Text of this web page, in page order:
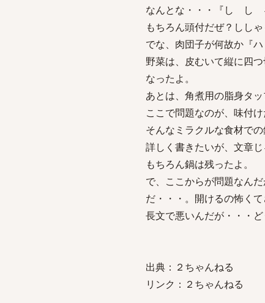
なんとな・・・『し し
もちろん頭付だぜ？しし
でな、肉団子が何故か
野菜は、皮むいて縦に四
なったよ。
あとは、角煮用の脂身タ
ここで問題なのが、味付け
そんなミラクルな食材
詳しく書きたいが、文章
もちろん鍋は残ったよ。
で、ここからが問題なん
だ・・・。開けるの怖くて
長文で悪いんだが・・・
出典：２ちゃんねる
リンク：２ちゃんねる